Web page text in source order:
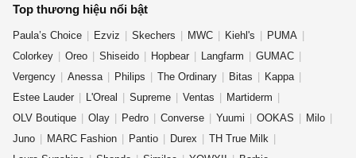
Top thương hiệu nổi bật
Paula’s Choice Ezviz Skechers MWC Kiehl's
PUMA
Colorkey
Oreo Shiseido Hopbear Langfarm
GUMAC
Vergency
Anessa Philips The Ordinary Bitas
Kappa
Estee Lauder
L'Oreal Supreme Ventas
Martiderm
OLV Boutique
Olay Pedro Converse Yuumi OOKAS
Milo
Juno
MARC Fashion Pantio Durex
TH True Milk